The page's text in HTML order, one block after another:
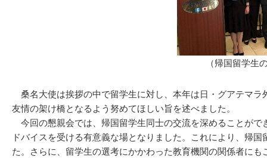
（帰国留学生
桑名大使は挨拶の中で留学生に対し、本年は日・グアテマラ
友情の架け橋となるよう努めてほしい旨を述べました。
今回の懇親会では、帰国留学生同士の交流を深めることがで
ドバイスを受ける有意義な場となりました。これにより、帰
た。さらに、留学生の選考にかかわった教育機関の関係者に